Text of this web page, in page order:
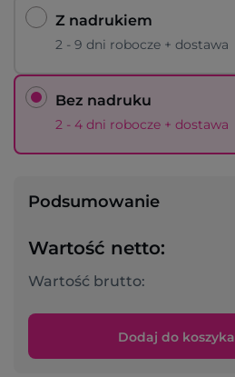
Z nadrukiem
2 - 9 dni robocze + dostawa
Bez nadruku
2 - 4 dni robocze + dostawa
Podsumowanie
Wartość netto:
Wartość brutto:
Dodaj do koszyka